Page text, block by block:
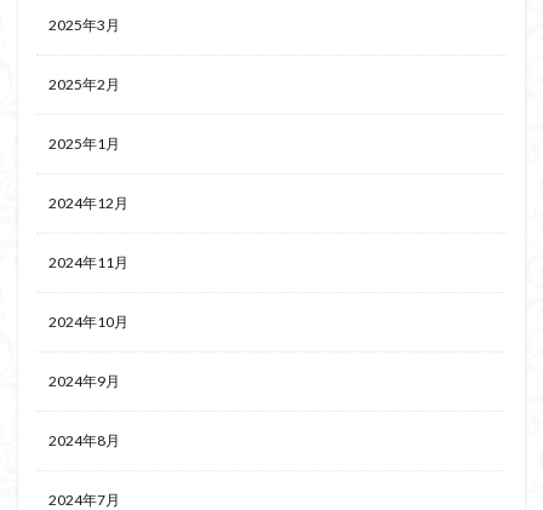
2025年3月
2025年2月
2025年1月
2024年12月
2024年11月
2024年10月
2024年9月
2024年8月
2024年7月